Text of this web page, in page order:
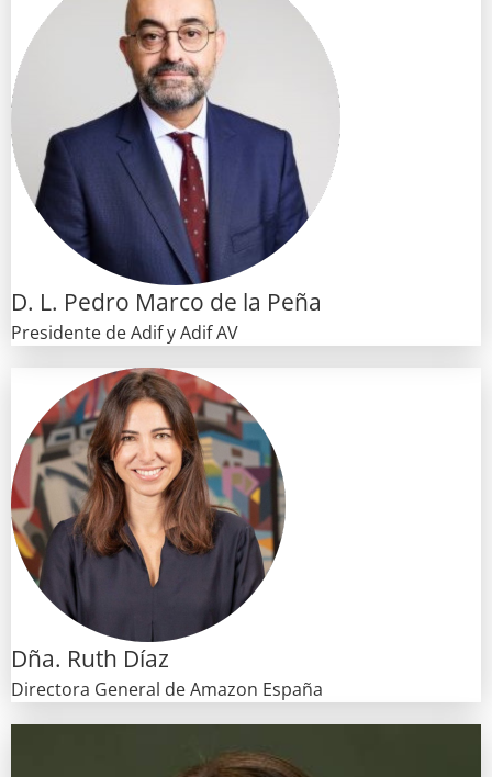
D. L. Pedro Marco de la Peña
Presidente de Adif y Adif AV
Dña. Ruth Díaz
Directora General de Amazon España